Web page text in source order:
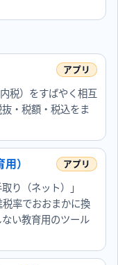
税）をすばやく相互
・税額・税込をま
）
り（ネット）」
率でおおまかに換
い教育用のツール